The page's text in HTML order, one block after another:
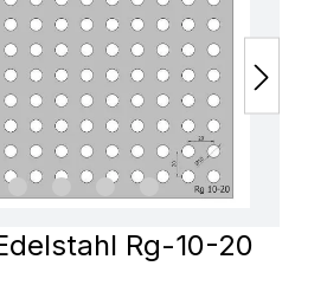
Rg-10-20